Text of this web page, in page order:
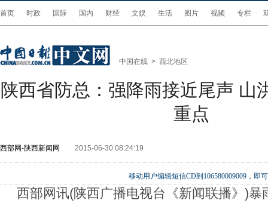
首页 时政 国际 国内 财经 文娱 生活 图片 视频 专栏
中国在线 > 西北地区
陕西省防总：强降雨接近尾声 山
重点
西部网-陕西新闻网 2015-06-30 08:24:19
移动用户编辑短信CD到106580009009，即
西部网讯(陕西广播电视台《新闻联播》)暴